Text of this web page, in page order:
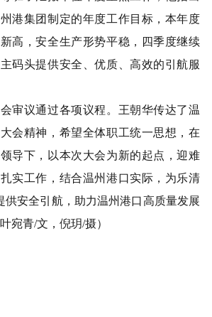
港集团制定的年度工作目标， 本年度
高，安全生产形势平稳，四季度继续
码头提供安全 、优质、高效的引航服
审议通过各项议程。 王朝华传达了温
会精神，希望全体职工统一思想，在
导下，以本次大会为新的起点，迎难
实工作， 结合温州港口实际， 为乐清
供安全引航 ，助力温州港口高质量发展
叶宛青/文 ，倪玥/摄）